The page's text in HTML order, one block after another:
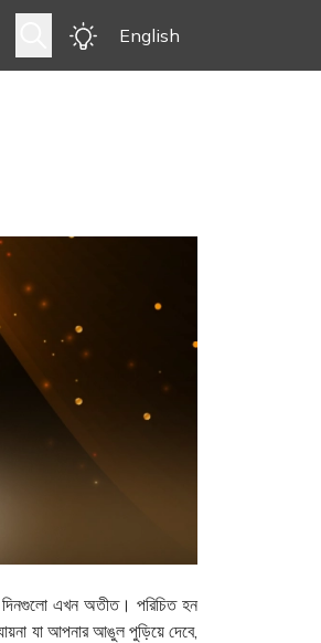
English
দিনগুলো এখন অতীত। পরিচিত হন
যা আপনার আঙুল পুড়িয়ে দেবে,